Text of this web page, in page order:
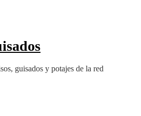
guisados y potajes de la red